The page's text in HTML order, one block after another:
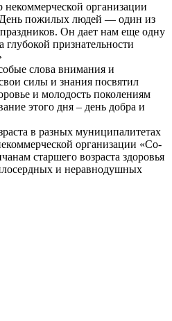
организации
пожилых людей — один из
Он дает нам еще одну
глубокой признательности
слова внимания и
силы и знания посвятил
и молодость поколениям
этого дня – день добра и
в разных муниципалитетах
организации «Со-
старшего возраста здоровья
и неравнодушных